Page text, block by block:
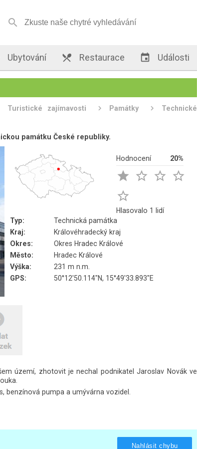

Ubytování  Restaurace  Události
Turistické zajímavosti Památky
Technické
památku České republiky.
Hodnocení 20%
   

Hlasovalo 1 lidí
Typ:
Technická památka
Kraj:
Královéhradecký kraj
Okres:
Okres Hradec Králové
Město:
Hradec Králové
Výška:
231 m n.m.
GPS:
50°12'50.114"N, 15°49'33.893"E
území, zhotovit je nechal podnikatel Jaroslav Novák ve
benzínová pumpa a umývárna vozidel.
Nahlásit chybu